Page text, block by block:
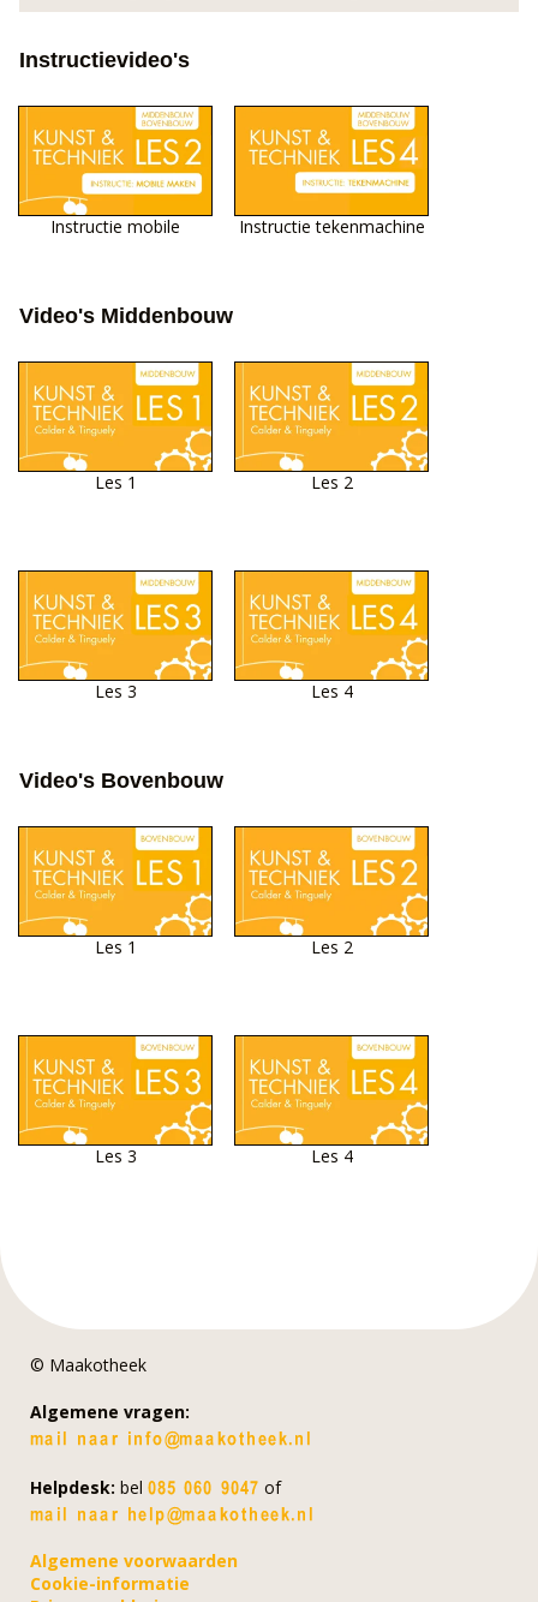
Instructievideo's
Instructie mobile Instructie tekenmachine
Video's Middenbouw
Les 1 Les 2
Les 3 Les 4
Video's Bovenbouw
Les 1 Les 2
Les 3 Les 4
© Maakotheek
Algemene vragen:
Helpdesk: bel of
Algemene voorwaarden
Cookie-informatie